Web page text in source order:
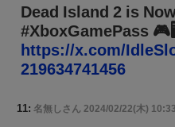
Dead Island 2 is
#XboxGamePass
https://x.com/
219634741456
11: 名無しさん 2024/02/22(木)